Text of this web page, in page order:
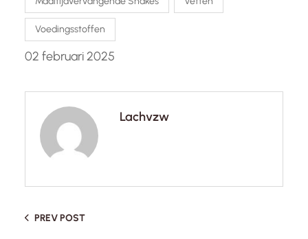
Voedingsstoffen
02 februari 2025
Lachvzw
PREV POST